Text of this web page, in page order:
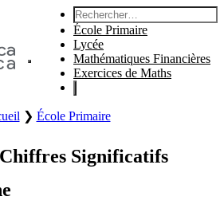
Ouvre le menu principal du site.
Rechercher :
École Primaire
Lycée
Mathématiques Financières
Exercices de Maths
❯ École Primaire
Significatifs